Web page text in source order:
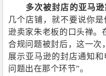
多次被封店的亚马
几个店铺，就不要说你
逊卖家朱老板的口头禅。
合规问题被封后，这一次
展示亚马逊的封店通知
问题出在那个环节”。